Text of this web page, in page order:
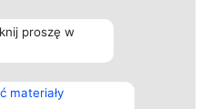
proszę w
materiały
Kontakt